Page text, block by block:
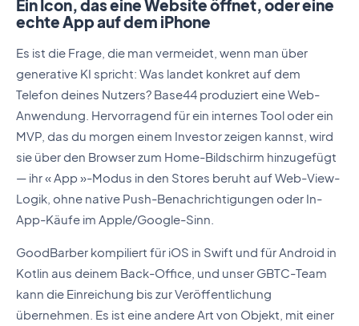
Ein Icon, das eine Website öffnet, oder eine
echte App auf dem iPhone
Es ist die Frage, die man vermeidet, wenn man über
generative KI spricht: Was landet konkret auf dem
Telefon deines Nutzers? Base44 produziert eine Web-
Anwendung. Hervorragend für ein internes Tool oder ein
MVP, das du morgen einem Investor zeigen kannst, wird
sie über den Browser zum Home-Bildschirm hinzugefügt
— ihr « App »-Modus in den Stores beruht auf Web-View-
Logik, ohne native Push-Benachrichtigungen oder In-
App-Käufe im Apple/Google-Sinn.
GoodBarber kompiliert für iOS in Swift und für Android in
Kotlin aus deinem Back-Office, und unser GBTC-Team
kann die Einreichung bis zur Veröffentlichung
übernehmen. Es ist eine andere Art von Objekt, mit einer